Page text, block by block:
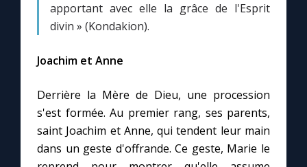
apportant avec elle la grâce de l'Esprit
divin » (Kondakion).
Joachim et Anne
Derrière la Mère de Dieu, une procession
s'est formée. Au premier rang, ses parents,
saint Joachim et Anne, qui tendent leur main
dans un geste d'offrande. Ce geste, Marie le